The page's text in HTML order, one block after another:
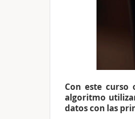
Con este curso
algoritmo
datos con las